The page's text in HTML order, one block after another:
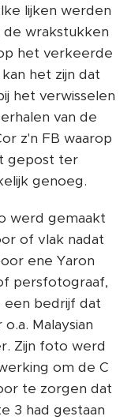
lijken werden
wrakstukken
het verkeerde
het zijn dat
het verwisselen
van de
z'n FB waarop
gepost ter
genoeg.
werd gemaakt
of vlak nadat
ene Yaron
persfotograaf,
een bedrijf dat
Malaysian
Zijn foto werd
om de C
te zorgen dat
3 had gestaan